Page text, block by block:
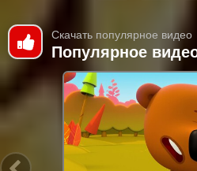
Скачать популярное видео
Популярное